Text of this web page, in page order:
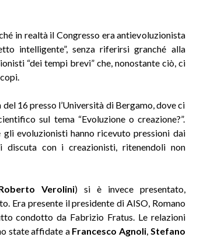
in realtà il Congresso era antievoluzionista
intelligente”, senza riferirsi granché alla
“dei tempi brevi” che, nonostante ciò, ci
16 presso l’Università di Bergamo, dove ci
sul tema “Evoluzione o creazione?”.
gli evoluzionisti hanno ricevuto pressioni dai
con i creazionisti, ritenendoli non
Verolini) si è invece presentato,
Era presente il presidente di AISO, Romano
condotto da Fabrizio Fratus. Le relazioni
state affidate a Francesco Agnoli, Stefano